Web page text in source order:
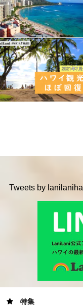
Tweets by
特集